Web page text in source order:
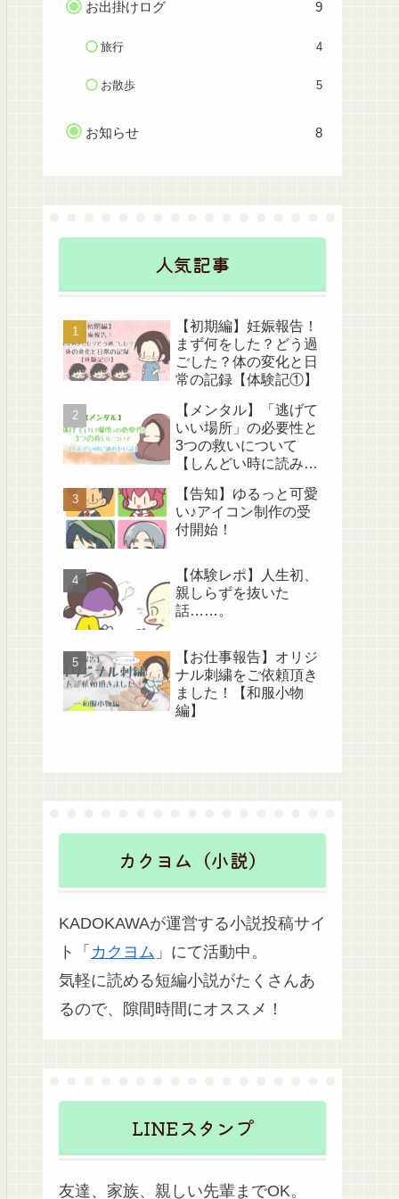
お出掛けログ 9
旅行 4
お散歩 5
お知らせ 8
人気記事
【初期編】妊娠報告！
まず何をした？どう過
ごした？体の変化と日
常の記録【体験記①】
【メンタル】「逃げて
いい場所」の必要性と
3つの救いについて
【しんどい時に読みた
【告知】ゆるっと可愛
い♪アイコン制作の受
付開始！
【体験レポ】人生初、
親しらずを抜いた
話……。
【お仕事報告】オリジ
ナル刺繍をご依頼頂き
ました！【和服小物
編】
カクヨム（小説）
KADOKAWAが運営する小説投稿サイ
ト「 カクヨム 」にて活動中。
気軽に読める短編小説がたくさんあ
るので、隙間時間にオススメ！
LINEスタンプ
友達、家族、親しい先輩までOK。